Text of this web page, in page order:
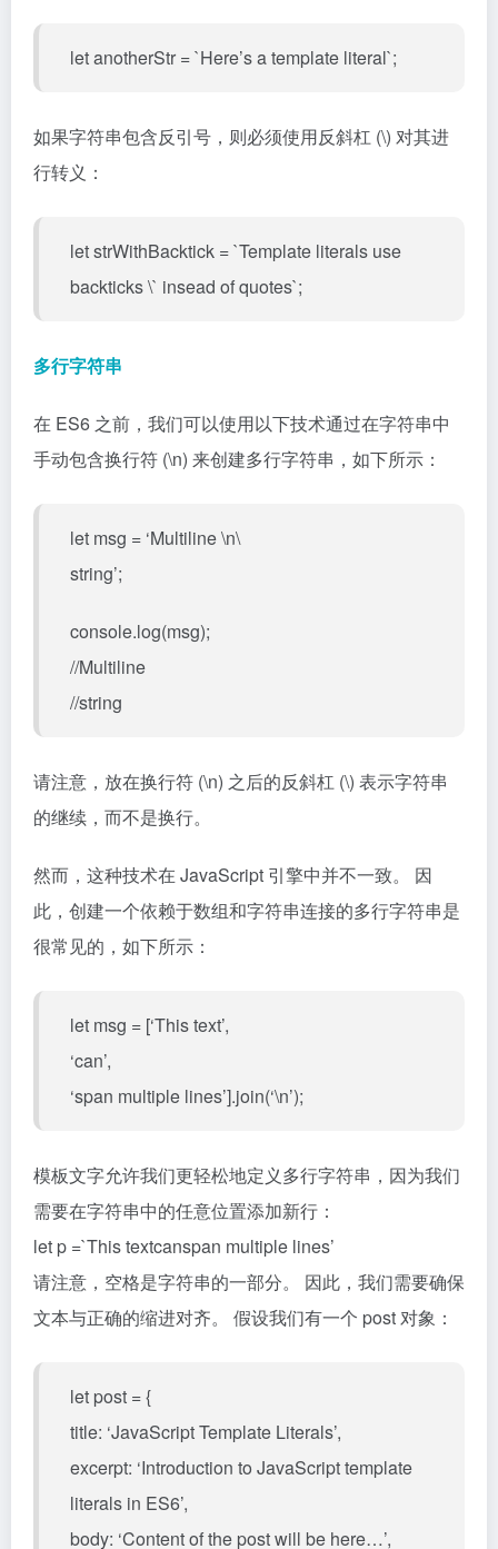
let anotherStr = `Here’s a template literal`;
如果字符串包含反引号，则必须使用反斜杠 (\) 对其进
行转义：
let strWithBacktick = `Template literals use
backticks \` insead of quotes`;
多行字符串
在 ES6 之前，我们可以使用以下技术通过在字符串中
手动包含换行符 (\n) 来创建多行字符串，如下所示：
let msg = ‘Multiline \n\
string’;
console.log(msg);
//Multiline
//string
请注意，放在换行符 (\n) 之后的反斜杠 (\) 表示字符串
的继续，而不是换行。
然而，这种技术在 JavaScript 引擎中并不一致。 因
此，创建一个依赖于数组和字符串连接的多行字符串是
很常见的，如下所示：
let msg = [‘This text’,
‘can’,
‘span multiple lines’].join(‘\n’);
模板文字允许我们更轻松地定义多行字符串，因为我们
需要在字符串中的任意位置添加新行：
let p =`This textcanspan multiple lines’
请注意，空格是字符串的一部分。 因此，我们需要确保
文本与正确的缩进对齐。 假设我们有一个 post 对象：
let post = {
title: ‘JavaScript Template Literals’,
excerpt: ‘Introduction to JavaScript template
literals in ES6’,
body: ‘Content of the post will be here…’,